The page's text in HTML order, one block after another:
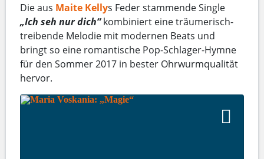
Die aus Maite Kellys Feder stammende Single
„Ich seh nur dich“kombiniert eine träumerisch-
treibende Melodie mit modernen Beats und
bringt so eine romantische Pop-Schlager-Hymne
für den Sommer 2017 in bester Ohrwurmqualität
hervor.